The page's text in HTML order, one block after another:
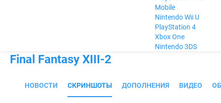
Mobile
Nintendo Wii U
PlayStation 4
Xbox One
Nintendo 3DS
Final Fantasy XIII-2
НОВОСТИ СКРИНШОТЫ ДОПОЛНЕНИЯ ВИДЕО